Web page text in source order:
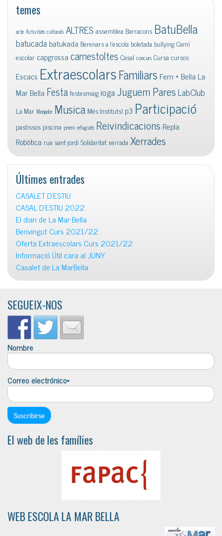
temes
acte Activitats culturals ALTRES assemblea Barracons BatuBella
batucadabatukada Berenars a l'escola boletada bullyingCamí
escolar capgrossacarnestoltes Casal concurs Cursa cursos
Escacs ExtraescolarsFamiliars Fem + Bella La
Mar Bella FestafestesmaigiogaJuguem ParesLabClub
La Mar Menjador Musica Més Instituts! p3 Participació
pastissos piscina premi refugiats Reivindicacions Repla
Robòtica rua sant jordi Solidaritatxerrada Xerrades
Últimes entrades
CASALET D’ESTIU
CASAL D’ESTIU 2022
El diari de La Mar Bella
Benvingut Curs 2021/22
Oferta Extraescolars Curs 2021/22
Informació Útil cara al JUNY
Casalet de La MarBella
SEGUEIX-NOS
Nombre
Correo electrónico*
El web de les famílies
WEB ESCOLA LA MAR BELLA